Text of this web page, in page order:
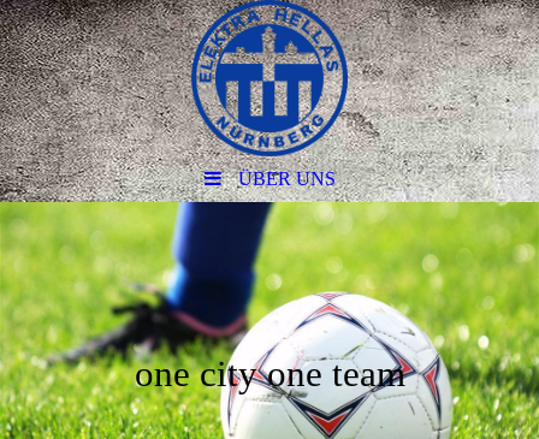
ÜBER UNS
one city one team